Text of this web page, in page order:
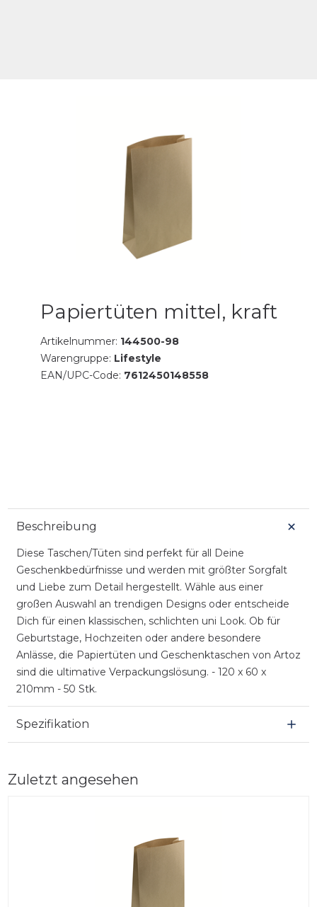
Papiertüten mittel, kraft
Artikelnummer: 144500-98
Warengruppe: Lifestyle
EAN/UPC-Code: 7612450148558
Beschreibung
Diese Taschen/Tüten sind perfekt für all Deine
Geschenkbedürfnisse und werden mit größter Sorgfalt
und Liebe zum Detail hergestellt. Wähle aus einer
großen Auswahl an trendigen Designs oder entscheide
Dich für einen klassischen, schlichten uni Look. Ob für
Geburtstage, Hochzeiten oder andere besondere
Anlässe, die Papiertüten und Geschenktaschen von Artoz
sind die ultimative Verpackungslösung. - 120 x 60 x
210mm - 50 Stk.
Spezifikation
Zuletzt angesehen